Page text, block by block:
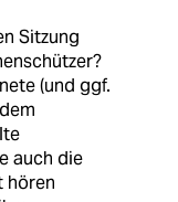
Sitzung
(und ggf.
auch die
hören